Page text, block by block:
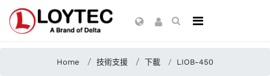
Home 技術支援 下載 LIOB-450